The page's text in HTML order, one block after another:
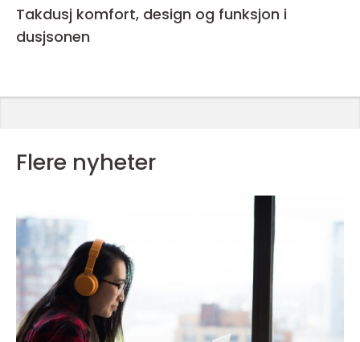
Takdusj komfort, design og funksjon i
dusjsonen
Flere nyheter